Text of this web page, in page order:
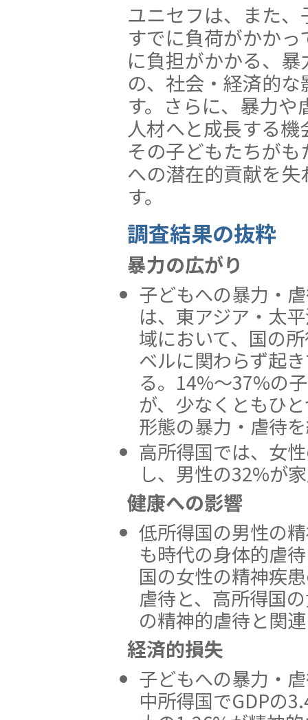
ユニセフは、また
すでに負荷がかか
に負担がかかる、
の、社会・経済的
す。さらに、暴力
人材へと成長する
その子どもたちが
への潜在的貢献を
す。
調査結果の抜粋
暴力の広がり
子どもへの暴力・
は、東アジア・太
域において、国の
ベルに関わらず起
る。14%〜37%の
が、少なくともひ
形態の暴力・虐待
高所得国では、女
し、男性の32%が
健康への影響
低所得国の男性の
も時代の身体的虐
国の女性の精神疾
虐待と、高所得国
の精神的虐待と関
経済的損失
子どもへの暴力・
中所得国でGDPの